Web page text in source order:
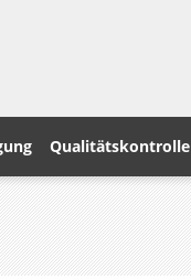
Qualitätskontrolle